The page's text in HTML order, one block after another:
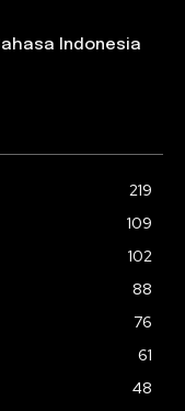
Indonesia
219
109
102
88
76
61
48